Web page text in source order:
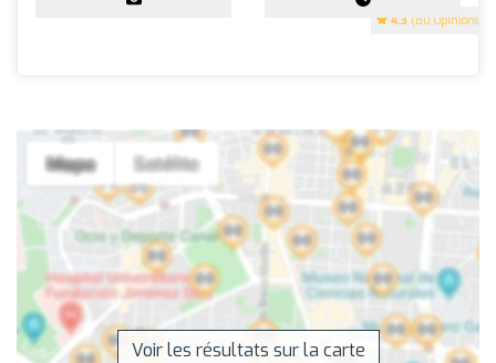
4.3 (80 Opinions)
Voir les résultats sur la carte